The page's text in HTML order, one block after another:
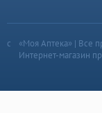
«Моя Аптека» | Все
Интернет-магазин